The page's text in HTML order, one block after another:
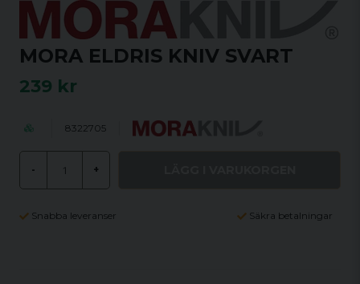
MORA ELDRIS KNIV SVART
239 kr
8322705
- +
Snabba leveranser Säkra betalningar